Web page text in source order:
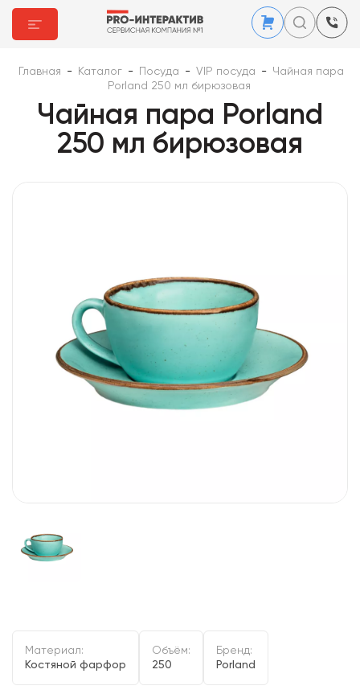
Главная - Каталог - Посуда - VIP посуда - Чайная пара
Porland 250 мл бирюзовая
Чайная пара Porland
250 мл бирюзовая
Материал:
Костяной фарфор
Объём:
250
Бренд:
Porland